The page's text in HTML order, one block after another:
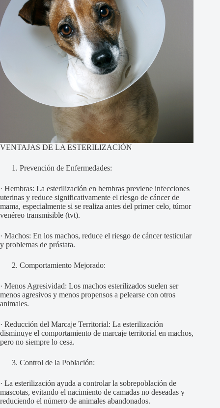
VENTAJAS DE LA ESTERILIZACIÓN
Prevención de Enfermedades:
· Hembras: La esterilización en hembras previene infecciones
uterinas y reduce significativamente el riesgo de cáncer de
mama, especialmente si se realiza antes del primer celo, túmor
venéreo transmisible (tvt).
· Machos: En los machos, reduce el riesgo de cáncer testicular
y problemas de próstata.
Comportamiento Mejorado:
· Menos Agresividad: Los machos esterilizados suelen ser
menos agresivos y menos propensos a pelearse con otros
animales.
· Reducción del Marcaje Territorial: La esterilización
disminuye el comportamiento de marcaje territorial en machos,
pero no siempre lo cesa.
Control de la Población:
· La esterilización ayuda a controlar la sobrepoblación de
mascotas, evitando el nacimiento de camadas no deseadas y
reduciendo el número de animales abandonados.